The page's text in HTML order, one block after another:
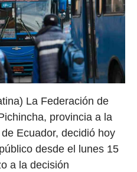
La Federación de
provincia a la
Ecuador, decidió hoy
desde el lunes 15
a la decisión